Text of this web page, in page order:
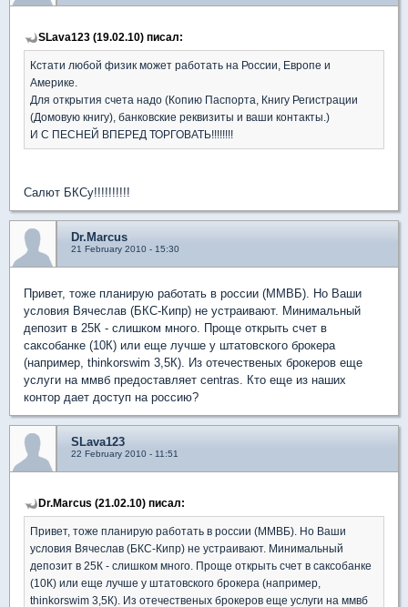
SLava123 (19.02.10) писал:
Кстати любой физик может работать на России, Европе и
Америке.
Для открытия счета надо (Копию Паспорта, Книгу Регистрации
(Домовую книгу), банковские реквизиты и ваши контакты.)
И С ПЕСНЕЙ ВПЕРЕД ТОРГОВАТЬ!!!!!!!!
Салют БКСу!!!!!!!!!!
Dr.Marcus
21 February 2010 - 15:30
Привет, тоже планирую работать в россии (ММВБ). Но Ваши
условия Вячеслав (БКС-Кипр) не устраивают. Минимальный
депозит в 25К - слишком много. Проще открыть счет в
саксобанке (10К) или еще лучше у штатовского брокера
(например, thinkorswim 3,5К). Из отечественых брокеров еще
услуги на ммвб предоставляет centras. Кто еще из наших
контор дает доступ на россию?
SLava123
22 February 2010 - 11:51
Dr.Marcus (21.02.10) писал:
Привет, тоже планирую работать в россии (ММВБ). Но Ваши
условия Вячеслав (БКС-Кипр) не устраивают. Минимальный
депозит в 25К - слишком много. Проще открыть счет в саксобанке
(10К) или еще лучше у штатовского брокера (например,
thinkorswim 3,5К). Из отечественых брокеров еще услуги на ммвб